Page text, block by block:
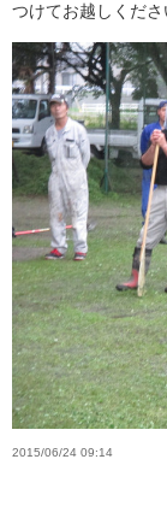
つけてお越しくださ
2015/06/24 09:14